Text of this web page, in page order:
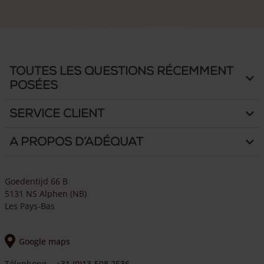
Toutes les questions récemment
posées
Service client
A propos d’Adéquat
Goedentijd 66 B
5131 NS Alphen (NB)
Les Pays-Bas
Google maps